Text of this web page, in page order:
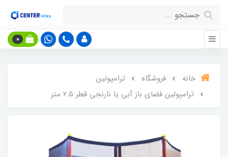
0
خانه فروشگاه
ترامپولین
ترامپولین فضای باز آبی یا نارنجی قطر 2.5 متر